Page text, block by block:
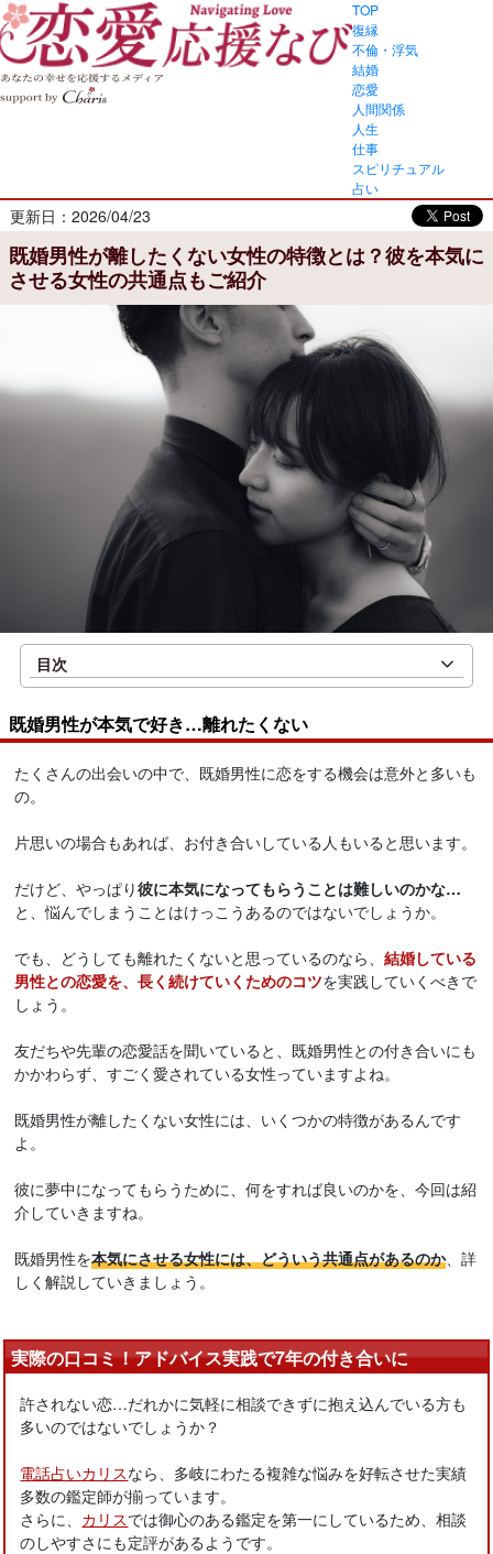
TOP
復縁
不倫・浮気
結婚
恋愛
人間関係
人生
仕事
スピリチュアル
占い
更新日：2026/04/23
既婚男性が離したくない女性の特徴とは？彼を本気に
させる女性の共通点もご紹介
目次
既婚男性が本気で好き…離れたくない
たくさんの出会いの中で、既婚男性に恋をする機会は意外と多いも
の。
片思いの場合もあれば、お付き合いしている人もいると思います。
だけど、やっぱり彼に本気になってもらうことは難しいのかな…
と、悩んでしまうことはけっこうあるのではないでしょうか。
でも、どうしても離れたくないと思っているのなら、結婚している
男性との恋愛を、長く続けていくためのコツを実践していくべきで
しょう。
友だちや先輩の恋愛話を聞いていると、既婚男性との付き合いにも
かかわらず、すごく愛されている女性っていますよね。
既婚男性が離したくない女性には、いくつかの特徴があるんです
よ。
彼に夢中になってもらうために、何をすれば良いのかを、今回は紹
介していきますね。
既婚男性を本気にさせる女性には、どういう共通点があるのか、詳
しく解説していきましょう。
実際の口コミ！アドバイス実践で7年の付き合いに
許されない恋…だれかに気軽に相談できずに抱え込んでいる方も
多いのではないでしょうか？
電話占いカリスなら、多岐にわたる複雑な悩みを好転させた実績
多数の鑑定師が揃っています。
さらに、 カリスでは御心のある鑑定を第一にしているため、相談
のしやすさにも定評があるようです。